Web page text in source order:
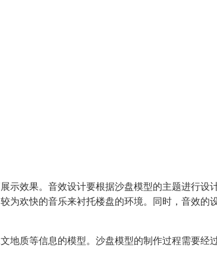
示效果。音效设计要根据沙盘模型的主题进行设
为欢快的音乐来衬托楼盘的环境。同时，音效的
地质等信息的模型。沙盘模型的制作过程需要经